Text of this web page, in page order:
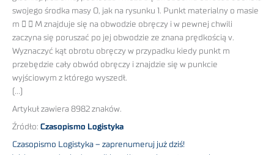
swojego środka masy O, jak na rysunku 1. Punkt materialny o masie
m   M znajduje się na obwodzie obręczy i w pewnej chwili
zaczyna się poruszać po jej obwodzie ze znana prędkością v.
Wyznaczyć kąt obrotu obręczy w przypadku kiedy punkt m
przebędzie cały obwód obręczy i znajdzie się w punkcie
wyjściowym z którego wyszedł.
(…)
Artykuł zawiera 8982 znaków.
Źródło: Czasopismo Logistyka
Czasopismo Logistyka – zaprenumeruj już dziś!